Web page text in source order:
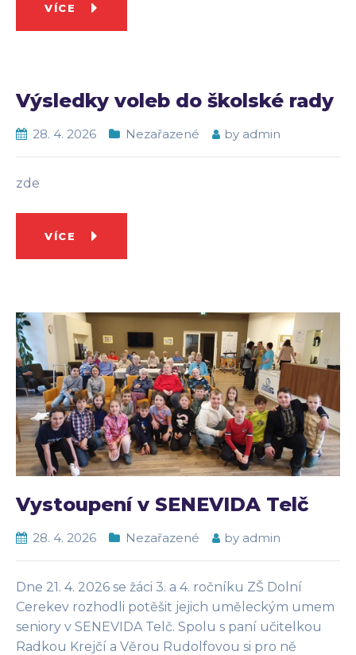
VÍCE
Výsledky voleb do školské rady
28. 4. 2026 Nezařazené by admin
zde
VÍCE
Vystoupení v SENEVIDA Telč
28. 4. 2026 Nezařazené by admin
Dne 21. 4. 2026 se žáci 3. a 4. ročníku ZŠ Dolní
Cerekev rozhodli potěšit jejich uměleckým umem
seniory v SENEVIDA Telč. Spolu s paní učitelkou
Radkou Krejčí a Věrou Rudolfovou si pro ně